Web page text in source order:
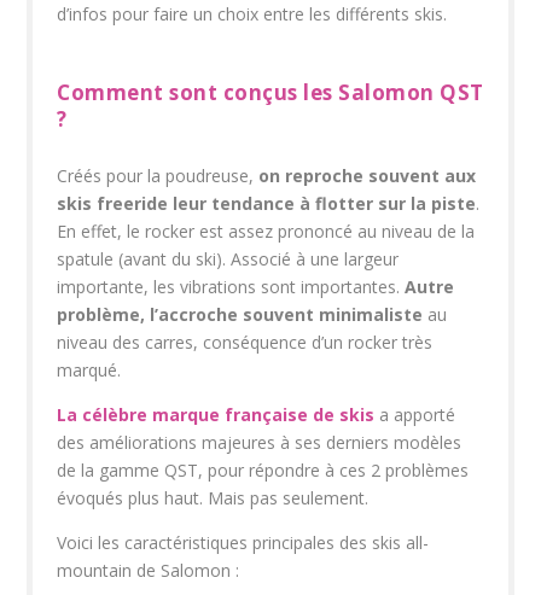
d’infos pour faire un choix entre les différents skis.
Comment sont conçus les Salomon QST
?
Créés pour la poudreuse, on reproche souvent aux
skis freeride leur tendance à flotter sur la piste.
En effet, le rocker est assez prononcé au niveau de la
spatule (avant du ski). Associé à une largeur
importante, les vibrations sont importantes.Autre
problème, l’accroche souvent minimaliste au
niveau des carres, conséquence d’un rocker très
marqué.
La célèbre marque française de skis a apporté
des améliorations majeures à ses derniers modèles
de la gamme QST, pour répondre à ces 2 problèmes
évoqués plus haut. Mais pas seulement.
Voici les caractéristiques principales des skis all-
mountain de Salomon :